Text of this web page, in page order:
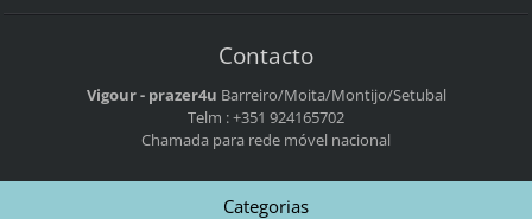
Contacto
Vigour - prazer4u Barreiro/Moita/Montijo/Setubal
Telm : +351 924165702
Chamada para rede móvel nacional
Categorias